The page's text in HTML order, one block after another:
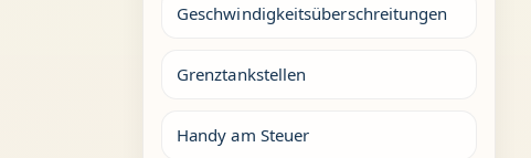
Geschwindigkeitsüberschreitungen
Grenztankstellen
Handy am Steuer